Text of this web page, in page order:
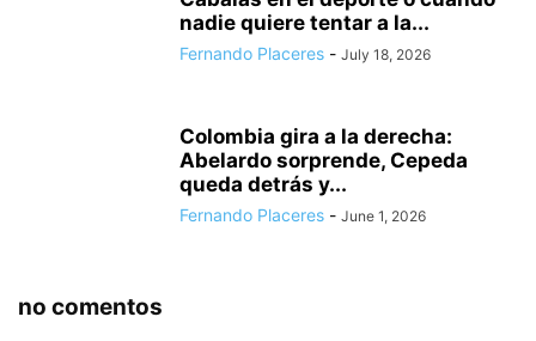
nadie quiere tentar a la...
Fernando Placeres - July 18, 2026
Colombia gira a la derecha:
Abelardo sorprende, Cepeda
queda detrás y...
Fernando Placeres - June 1, 2026
no comentos